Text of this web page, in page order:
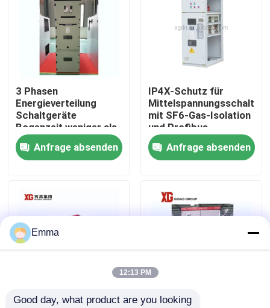
Über uns
Fabrik-Ausflug
Qualitätskontrolle
Treten Sie mit uns in Verbindung
Luft-Lasttrennschalter
Netzverteilungs-Schaltanlage
3 Phasen
Energieverteilung
Schaltgeräte
Bogenzeit weniger als
3 ms für eine
reibungslose
Stromverteilung
Anfrage absenden
IP4X-Schutz für
mit SF6-Gas-Isolation
und Profibus-
Kommunikation
Anfrage absenden
690V Hochspannung der
Emma
12:13 PM
Good day, what product are you looking